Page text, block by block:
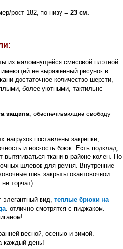
рост 182, по низу = 23 см.
из маломнущейся смесовой плотной
имеющей не выраженный рисунок в
достаточное количество шерсти,
более уютными, тактильно
защипа , обеспечивающие свободу
нагрузок поставлены закрепки,
и носкость брюк.
Есть подклад,
вытягиваться ткани в районе колен. По
шлевок для ремня. Внутренние
швы закрыты окантовочной
торчат).
вид,
теплые брюки на
, отлично смотрятся с пиджаком,
весной, осенью и зимой.
каждый день!